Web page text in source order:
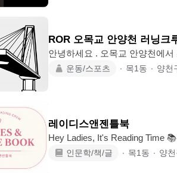
모든 회원들이 자유롭게 🔸가입조건 - 느림보 🐢부터 날쌘 🐿️까지 누구나! - 쉬지않
고 3K이상
ROR 오목교 안양천 러닝크
안녕하세요 . 오목교 안양천에서
원 모집중 활동 사진 instagram: @ror_running_crew ☑️ 나이제한 05~86년 ☑️ 초보
운동/스포츠 ∙ 목1동 ∙ 양천
레이디스앤젠틀북
Hey Ladies, It's Reading Time 📚 책을 좋아하는 2030 레이디들, 여기 모여요. 한
달에 한 권, 같은 책을 읽고 각
인문학/책/글 ∙ 목1동 ∙ 양